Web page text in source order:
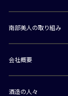
南部美人の取り組み
会社概要
酒造の人々